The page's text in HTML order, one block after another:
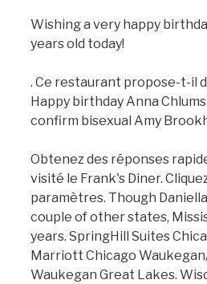
Wishing a very happy
years old today!
. Ce restaurant propose-t-il
Happy birthday Anna
confirm bisexual Amy
Obtenez des réponses
visité le Frank's Diner.
paramètres. Though
couple of other states,
years. SpringHill Suites
Marriott Chicago
Waukegan Great Lakes.